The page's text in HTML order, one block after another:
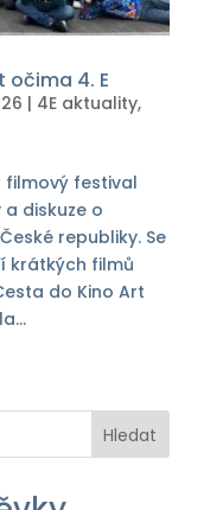
očima 4. E
| 4E aktuality,
filmový festival
diskuze o
republiky. Se
krátkých filmů
do Kino Art
Hledat